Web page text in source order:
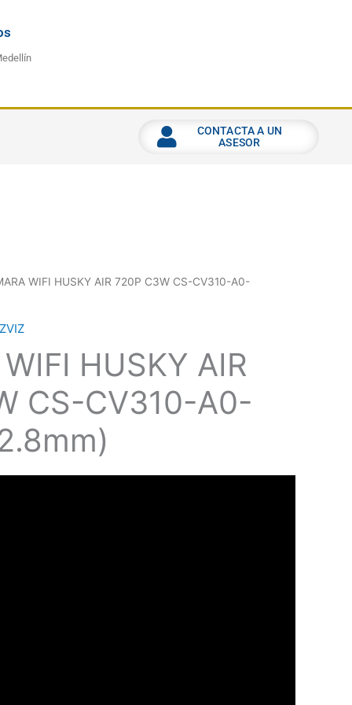
CONTACTA A UN
ASESOR
WIFI HUSKY AIR 720P C3W CS-CV310-A0-
HUSKY AIR
CS-CV310-A0-